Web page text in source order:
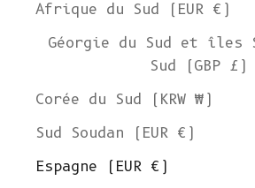
Afrique du Sud (EUR €)
Géorgie du Sud et îles
Sud (GBP £)
Corée du Sud (KRW ₩)
Sud Soudan (EUR €)
Espagne (EUR €)